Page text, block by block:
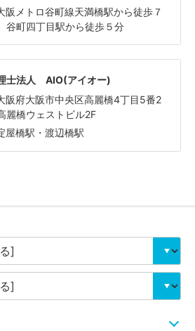
阪メトロ谷町線天満橋駅から徒歩７
谷町四丁目駅から徒歩５分
士法人 AIO(アイオー)
阪府大阪市中央区高麗橋4丁目5番2
麗橋ウェストビル2F
屋橋駅・渡辺橋駅